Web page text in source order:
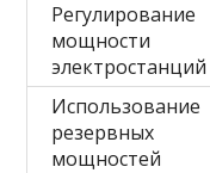
Регулирование
мощности
электростанций
Использование
резервных
мощностей